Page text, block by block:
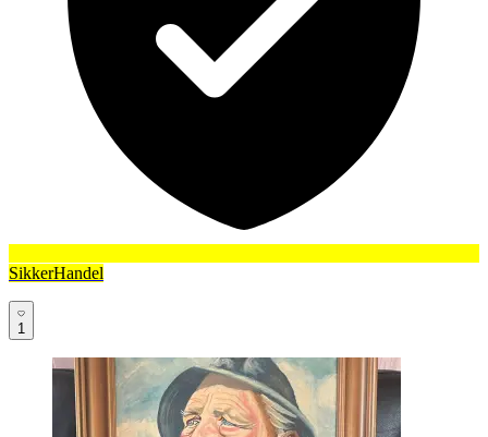
SikkerHandel
1